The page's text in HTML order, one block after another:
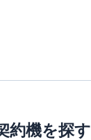
約機を探す